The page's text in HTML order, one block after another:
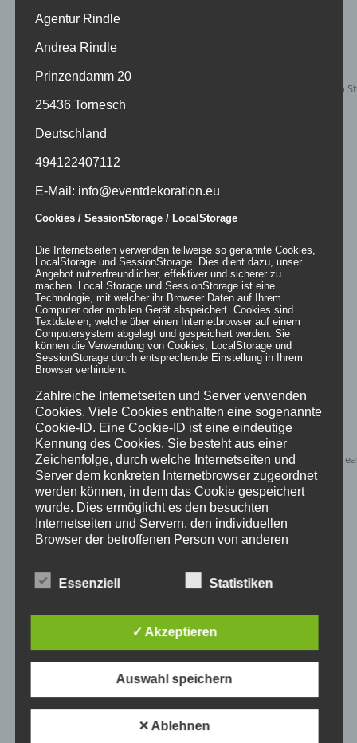
space light – Stehtischbeleuchtung
Details
zur Wunschliste
Inflatables easy Heart
Details
Agentur Rindle
Andrea Rindle
Prinzendamm 20
25436 Tornesch
Deutschland
494122407112
E-Mail: info@eventdekoration.eu
Cookies / SessionStorage / LocalStorage
Die Internetseiten verwenden teilweise so genannte Cookies,
LocalStorage und SessionStorage. Dies dient dazu, unser
Angebot nutzerfreundlicher, effektiver und sicherer zu
machen. Local Storage und SessionStorage ist eine
Technologie, mit welcher ihr Browser Daten auf Ihrem
Computer oder mobilen Gerät abspeichert. Cookies sind
Textdateien, welche über einen Internetbrowser auf einem
Computersystem abgelegt und gespeichert werden. Sie
können die Verwendung von Cookies, LocalStorage und
SessionStorage durch entsprechende Einstellung in Ihrem
Browser verhindern.
Zahlreiche Internetseiten und Server verwenden
Cookies. Viele Cookies enthalten eine sogenannte
Cookie-ID. Eine Cookie-ID ist eine eindeutige
Kennung des Cookies. Sie besteht aus einer
Zeichenfolge, durch welche Internetseiten und
Server dem konkreten Internetbrowser zugeordnet
werden können, in dem das Cookie gespeichert
wurde. Dies ermöglicht es den besuchten
Internetseiten und Servern, den individuellen
Browser der betroffenen Person von anderen
zu unterscheiden. Ein bestimmter Internetbrowser
kann über die eindeutige Cookie-ID wiedererkannt
Durch den Einsatz von Cookies kann den Nutzern
dieser Internetseite nutzerfreundlichere Services
bereitstellen, die ohne die Cookie-Setzung nicht
möglich wären.
Mittels eines Cookies können die Informationen
und Angebote auf unserer Internetseite im Sinne
Essenziell Statistiken
✓ Akzeptieren
Auswahl speichern
✕ Ablehnen